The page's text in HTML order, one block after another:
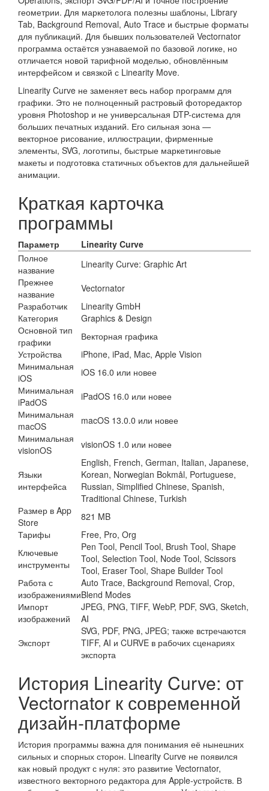
геометрии. Для маркетолога полезны шаблоны, Library
Tab, Background Removal, Auto Trace и быстрые форматы
для публикаций. Для бывших пользователей Vectornator
программа остаётся узнаваемой по базовой логике, но
отличается новой тарифной моделью, обновлённым
интерфейсом и связкой с Linearity Move.
Linearity Curve не заменяет весь набор программ для
графики. Это не полноценный растровый фоторедактор
уровня Photoshop и не универсальная DTP-система для
больших печатных изданий. Его сильная зона —
векторное рисование, иллюстрации, фирменные
элементы, SVG, логотипы, быстрые маркетинговые
макеты и подготовка статичных объектов для дальнейшей
анимации.
Краткая карточка
программы
Параметр
Linearity Curve
Полное
название
Linearity Curve: Graphic Art
Прежнее
название
Vectornator
Разработчик
Linearity GmbH
Категория
Graphics & Design
Основной тип
графики
Векторная графика
Устройства
iPhone, iPad, Mac, Apple Vision
Минимальная
iOS
iOS 16.0 или новее
Минимальная
iPadOS
iPadOS 16.0 или новее
Минимальная
macOS
macOS 13.0.0 или новее
Минимальная
visionOS
visionOS 1.0 или новее
Языки
интерфейса
English, French, German, Italian, Japanese,
Korean, Norwegian Bokmål, Portuguese,
Russian, Simplified Chinese, Spanish,
Traditional Chinese, Turkish
Размер в App
Store
821 MB
Тарифы
Free, Pro, Org
Ключевые
инструменты
Pen Tool, Pencil Tool, Brush Tool, Shape
Tool, Selection Tool, Node Tool, Scissors
Tool, Eraser Tool, Shape Builder Tool
Работа с
изображениями
Auto Trace, Background Removal, Crop,
Blend Modes
Импорт
изображений
JPEG, PNG, TIFF, WebP, PDF, SVG, Sketch,
AI
Экспорт
SVG, PDF, PNG, JPEG; также встречаются
TIFF, AI и CURVE в рабочих сценариях
экспорта
История Linearity Curve: от
Vectornator к современной
дизайн-платформе
История программы важна для понимания её нынешних
сильных и спорных сторон. Linearity Curve не появился
как новый продукт с нуля: это развитие Vectornator,
известного векторного редактора для Apple-устройств. В